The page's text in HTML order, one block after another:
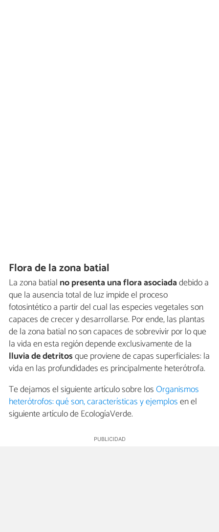
Flora de la zona batial
La zona batial no presenta una flora asociadadebido a
que la ausencia total de luz impide el proceso
fotosintético a partir del cual las especies vegetales son
capaces de crecer y desarrollarse. Por ende, las plantas
de la zona batial no son capaces de sobrevivir por lo que
la vida en esta región depende exclusivamente de la
lluvia de detritosque proviene de capas superficiales: la
vida en las profundidades es principalmente heterótrofa.
Te dejamos el siguiente artículo sobre losOrganismos
heterótrofos: qué son, características y ejemplosen el
siguiente artículo de EcologíaVerde.